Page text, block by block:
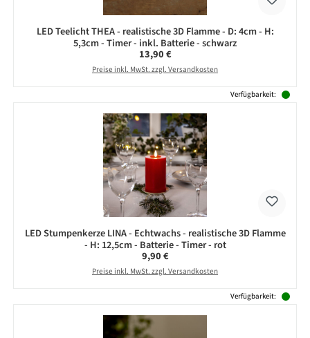
LED Teelicht THEA - realistische 3D Flamme - D: 4cm - H:
5,3cm - Timer - inkl. Batterie - schwarz
Regulärer Preis:
13,90 €
Preise inkl. MwSt. zzgl. Versandkosten
Verfügbarkeit:
LED Stumpenkerze LINA - Echtwachs - realistische 3D Flamme
- H: 12,5cm - Batterie - Timer - rot
Regulärer Preis:
9,90 €
Preise inkl. MwSt. zzgl. Versandkosten
Verfügbarkeit: